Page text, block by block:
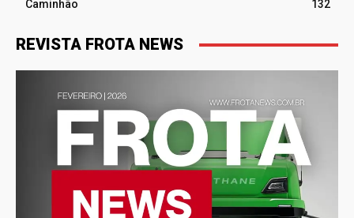
Caminhão
132
REVISTA FROTA NEWS